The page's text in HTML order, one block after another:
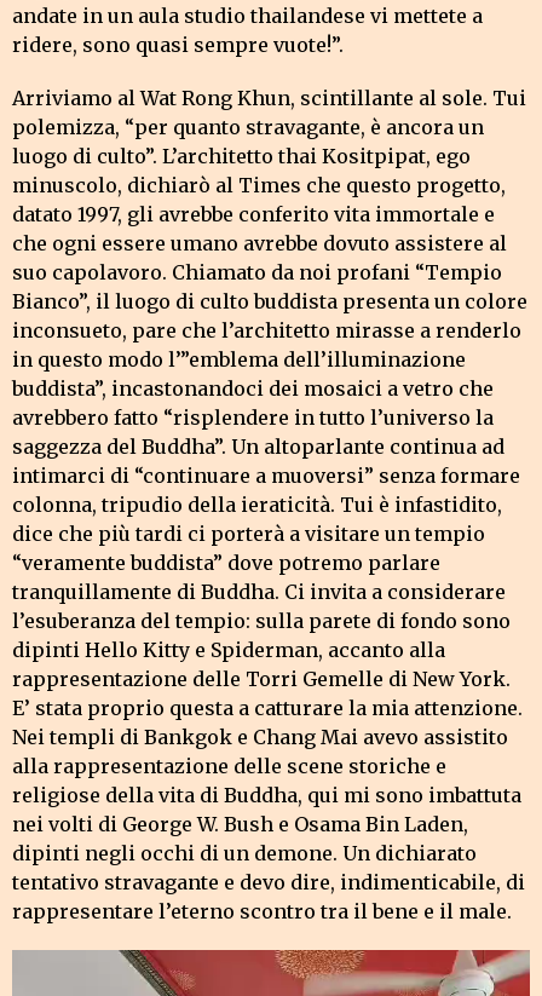
andate in un aula studio thailandese vi mettete a
ridere, sono quasi sempre vuote!”.
Arriviamo al Wat Rong Khun, scintillante al sole. Tui
polemizza, “per quanto stravagante, è ancora un
luogo di culto”. L’architetto thai Kositpipat, ego
minuscolo, dichiarò al Times che questo progetto,
datato 1997, gli avrebbe conferito vita immortale e
che ogni essere umano avrebbe dovuto assistere al
suo capolavoro. Chiamato da noi profani “Tempio
Bianco”, il luogo di culto buddista presenta un colore
inconsueto, pare che l’architetto mirasse a renderlo
in questo modo l’”emblema dell’illuminazione
buddista”, incastonandoci dei mosaici a vetro che
avrebbero fatto “risplendere in tutto l’universo la
saggezza del Buddha”. Un altoparlante continua ad
intimarci di “continuare a muoversi” senza formare
colonna, tripudio della ieraticità. Tui è infastidito,
dice che più tardi ci porterà a visitare un tempio
“veramente buddista” dove potremo parlare
tranquillamente di Buddha. Ci invita a considerare
l’esuberanza del tempio: sulla parete di fondo sono
dipinti Hello Kitty e Spiderman, accanto alla
rappresentazione delle Torri Gemelle di New York.
E’ stata proprio questa a catturare la mia attenzione.
Nei templi di Bankgok e Chang Mai avevo assistito
alla rappresentazione delle scene storiche e
religiose della vita di Buddha, qui mi sono imbattuta
nei volti di George W. Bush e Osama Bin Laden,
dipinti negli occhi di un demone. Un dichiarato
tentativo stravagante e devo dire, indimenticabile, di
rappresentare l’eterno scontro tra il bene e il male.